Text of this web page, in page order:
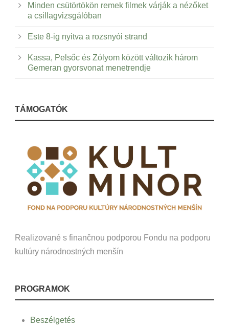
Minden csütörtökön remek filmek várják a nézőket
a csillagvizsgálóban
Este 8-ig nyitva a rozsnyói strand
Kassa, Pelsőc és Zólyom között változik három
Gemeran gyorsvonat menetrendje
TÁMOGATÓK
Realizované s finančnou podporou Fondu na podporu
kultúry národnostných menšín
PROGRAMOK
Beszélgetés